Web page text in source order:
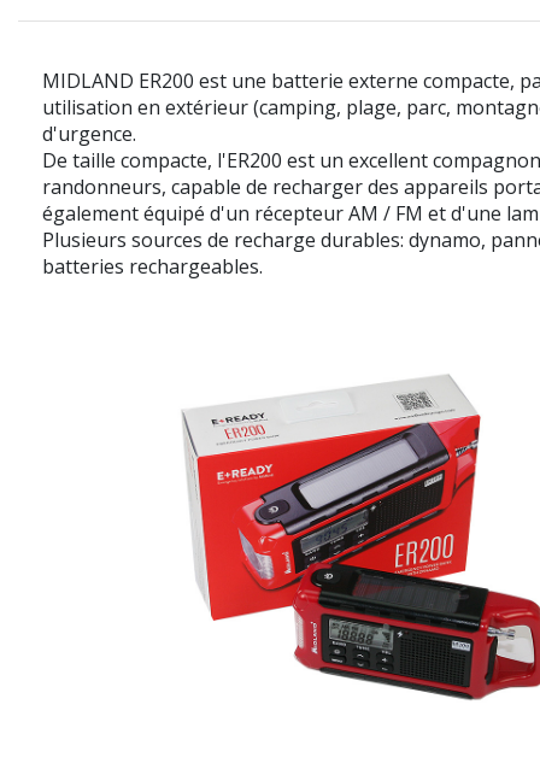
MIDLAND ER200 est une batterie externe compacte,
utilisation en extérieur (camping, plage, parc,
d'urgence.
De taille compacte, l'ER200 est un excellent
randonneurs, capable de recharger des appareils
également équipé d'un récepteur AM / FM et d'une
Plusieurs sources de recharge durables: dynamo,
batteries rechargeables.